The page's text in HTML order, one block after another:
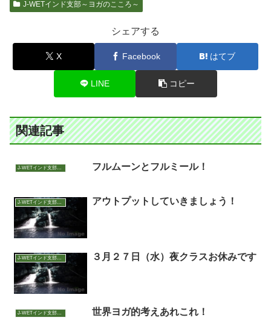
J-WETインド支部～ヨガのこころ～
シェアする
X Facebook はてブ
LINE コピー
関連記事
J-WETインド支部～ヨガのこころ～ フルムーンとフルミール！
J-WETインド支部～ヨガのこころ～ アウトプットしていきましょう！
J-WETインド支部～ヨガのこころ～ ３月２７日（水）夜クラスお休みです
J-WETインド支部～ヨガのこころ～ 世界ヨガ的考えあれこれ！